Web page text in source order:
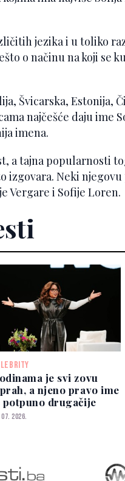
jezika i u toliko
o načinu na koji se
Švicarska, Estonija,
najčešće daju ime
imena.
a tajna popularnosti
izgovara. Neki
Vergare i Sofije Loren.
je svi zovu
a njeno pravo ime
potpuno drugačije
2026.